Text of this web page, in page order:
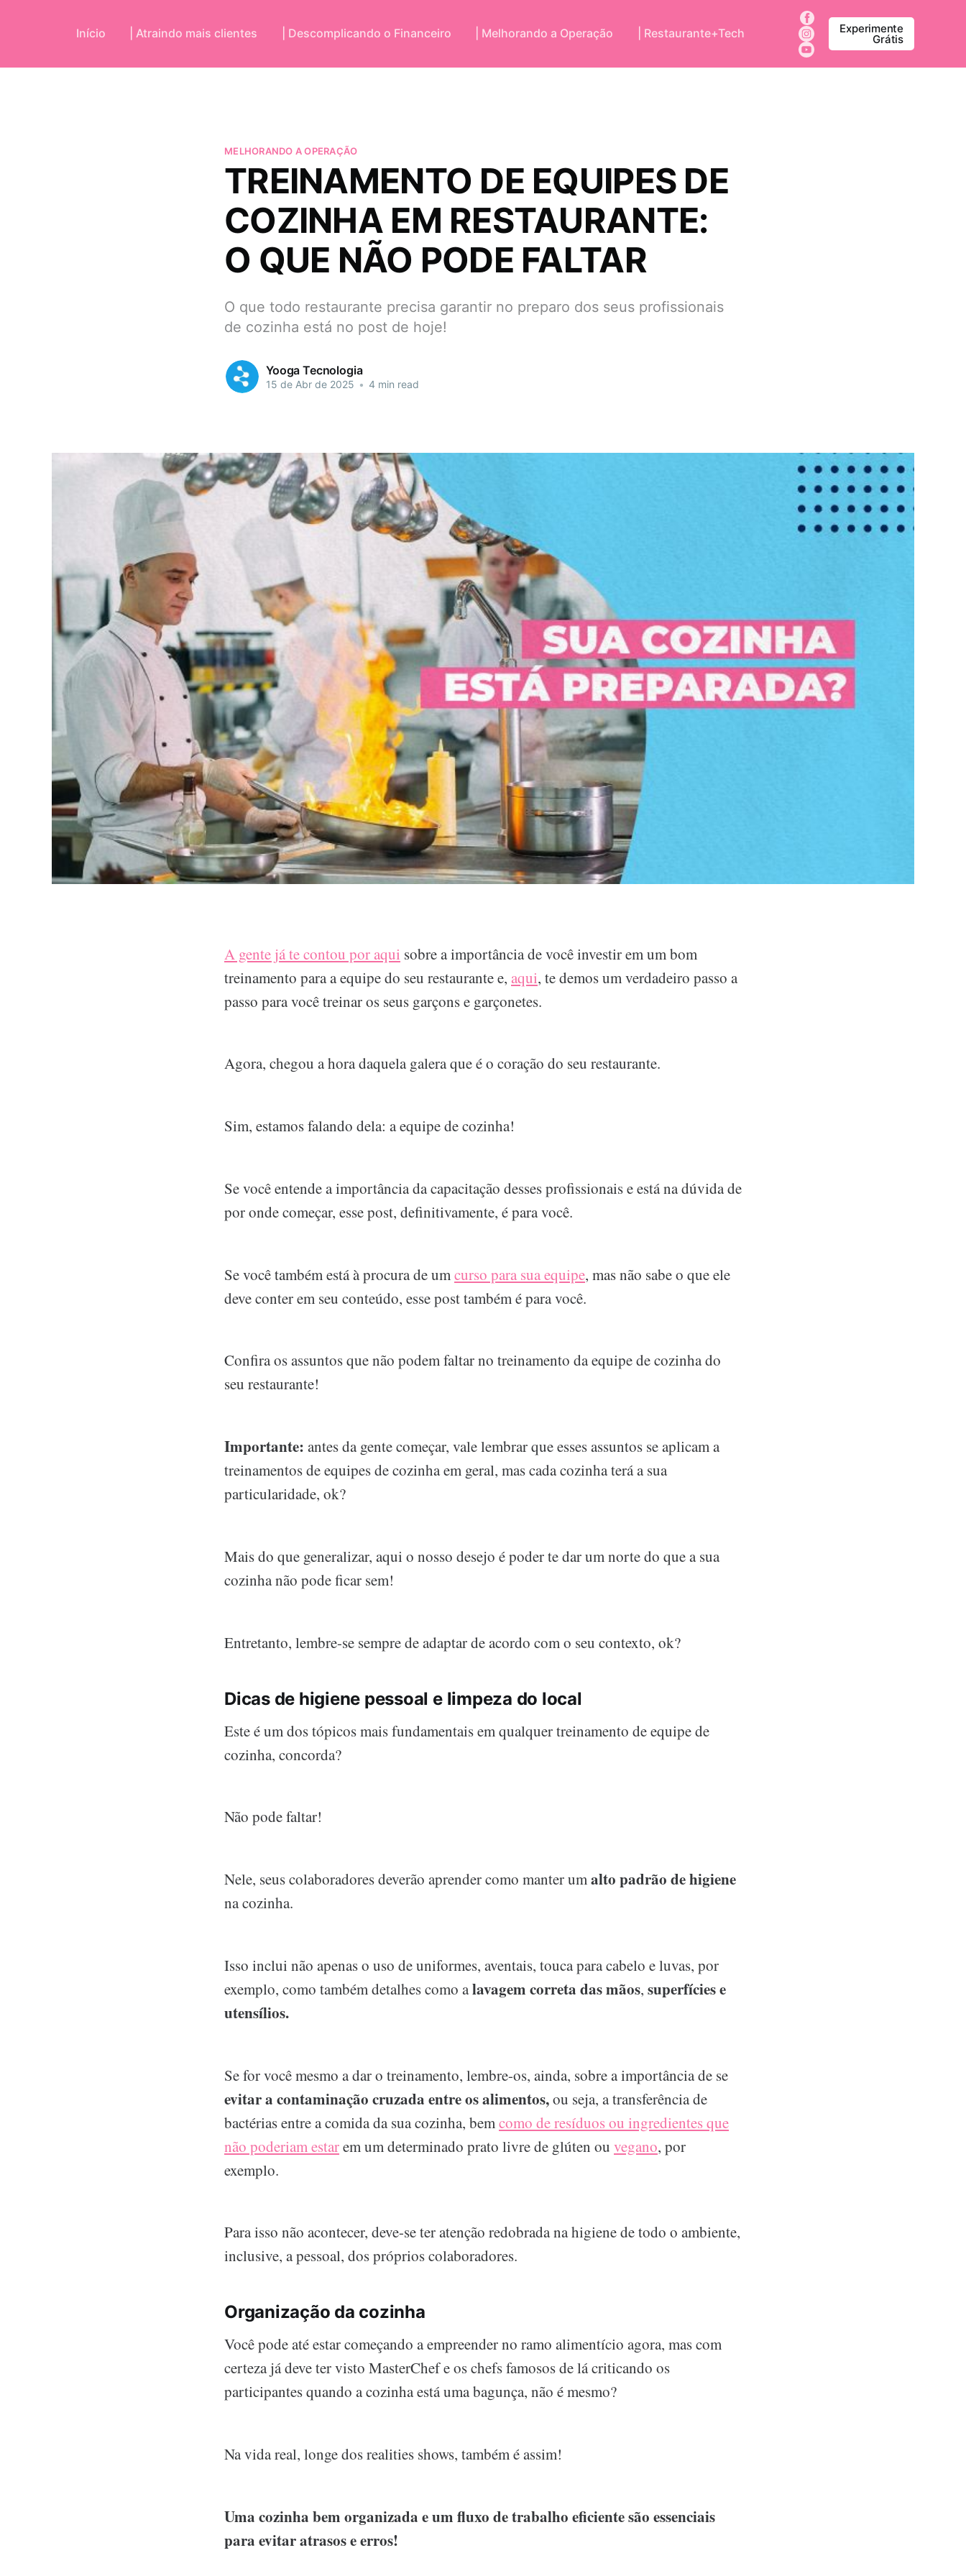
Início | Atraindo mais clientes | Descomplicando o Financeiro | Melhorando a Operação | Restaurante+Tech Experimente
Grátis
MELHORANDO A OPERAÇÃO
TREINAMENTO DE EQUIPES DE
COZINHA EM RESTAURANTE:
O QUE NÃO PODE FALTAR
O que todo restaurante precisa garantir no preparo dos seus profissionais
de cozinha está no post de hoje!
Yooga Tecnologia
15 de Abr de 2025 • 4 min read
A gente já te contou por aqui sobre a importância de você investir em um bom
treinamento para a equipe do seu restaurante e, aqui, te demos um verdadeiro passo a
passo para você treinar os seus garçons e garçonetes.
Agora, chegou a hora daquela galera que é o coração do seu restaurante.
Sim, estamos falando dela: a equipe de cozinha!
Se você entende a importância da capacitação desses profissionais e está na dúvida de
por onde começar, esse post, definitivamente, é para você.
Se você também está à procura de um curso para sua equipe, mas não sabe o que ele
deve conter em seu conteúdo, esse post também é para você.
Confira os assuntos que não podem faltar no treinamento da equipe de cozinha do
seu restaurante!
Importante: antes da gente começar, vale lembrar que esses assuntos se aplicam a
treinamentos de equipes de cozinha em geral, mas cada cozinha terá a sua
particularidade, ok?
Mais do que generalizar, aqui o nosso desejo é poder te dar um norte do que a sua
cozinha não pode ficar sem!
Entretanto, lembre-se sempre de adaptar de acordo com o seu contexto, ok?
Dicas de higiene pessoal e limpeza do local
Este é um dos tópicos mais fundamentais em qualquer treinamento de equipe de
cozinha, concorda?
Não pode faltar!
Nele, seus colaboradores deverão aprender como manter umalto padrão de higiene
na cozinha.
Isso inclui não apenas o uso de uniformes, aventais, touca para cabelo e luvas, por
exemplo, como também detalhes como alavagem correta das mãos, superfícies e
utensílios.
Se for você mesmo a dar o treinamento, lembre-os, ainda, sobre a importância de se
evitar a contaminação cruzada entre os alimentos,ou seja, a transferência de
bactérias entre a comida da sua cozinha, bem como de resíduos ou ingredientes que
não poderiam estarem um determinado prato livre de glúten ou vegano, por
exemplo.
Para isso não acontecer, deve-se ter atenção redobrada na higiene de todo o ambiente,
inclusive, a pessoal, dos próprios colaboradores.
Organização da cozinha
Você pode até estar começando a empreender no ramo alimentício agora, mas com
certeza já deve ter visto MasterChef e os chefs famosos de lá criticando os
participantes quando a cozinha está uma bagunça, não é mesmo?
Na vida real, longe dos realities shows, também é assim!
Uma cozinha bem organizada e um fluxo de trabalho eficiente são essenciais
para evitar atrasos e erros!